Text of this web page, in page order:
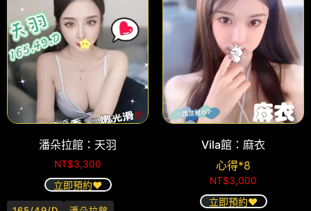
潘朵拉館：天羽
NT$3,300
立即預約❤️
Vila館：麻衣
心得*8
NT$3,000
立即預約❤️